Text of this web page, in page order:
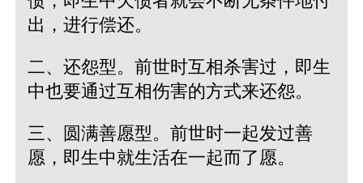
出，进行偿还。
二、还怨型。前世时互相杀害过，即生
中也要通过互相伤害的方式来还怨。
三、圆满善愿型。前世时一起发过善
愿，即生中就生活在一起而了愿。